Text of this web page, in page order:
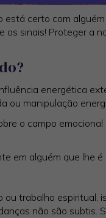
certo com
os sinais! Proteger a
energética
ou manipulação
o campo
em alguém que lhe
ou trabalho
não são